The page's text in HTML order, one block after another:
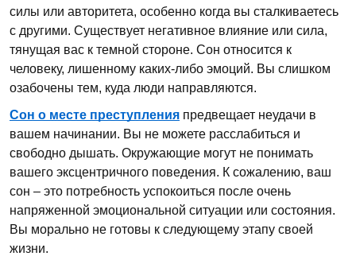
силы или авторитета, особенно когда вы сталкиваетесь
с другими. Существует негативное влияние или сила,
тянущая вас к темной стороне. Сон относится к
человеку, лишенному каких-либо эмоций. Вы слишком
озабочены тем, куда люди направляются.
Сон о месте преступления предвещает неудачи в
вашем начинании. Вы не можете расслабиться и
свободно дышать. Окружающие могут не понимать
вашего эксцентричного поведения. К сожалению, ваш
сон – это потребность успокоиться после очень
напряженной эмоциональной ситуации или состояния.
Вы морально не готовы к следующему этапу своей
жизни.